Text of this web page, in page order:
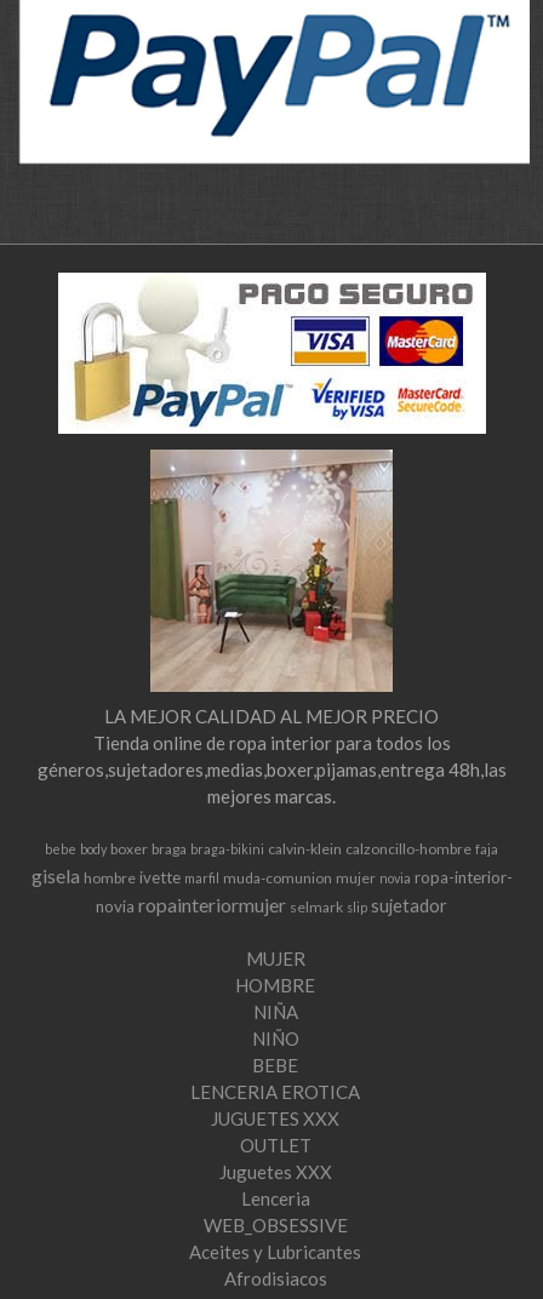
LA MEJOR CALIDAD AL MEJOR PRECIO
Tienda online de ropa interior para todos los
géneros,sujetadores,medias,boxer,pijamas,entrega 48h,las
mejores marcas.
bebe body boxer braga braga-bikini calvin-klein calzoncillo-hombre faja
gisela hombre ivette marfil muda-comunion mujer novia ropa-interior-
novia ropainteriormujer selmark slip sujetador
MUJER
HOMBRE
NIÑA
NIÑO
BEBE
LENCERIA EROTICA
JUGUETES XXX
OUTLET
Juguetes XXX
Lenceria
WEB_OBSESSIVE
Aceites y Lubricantes
Afrodisiacos